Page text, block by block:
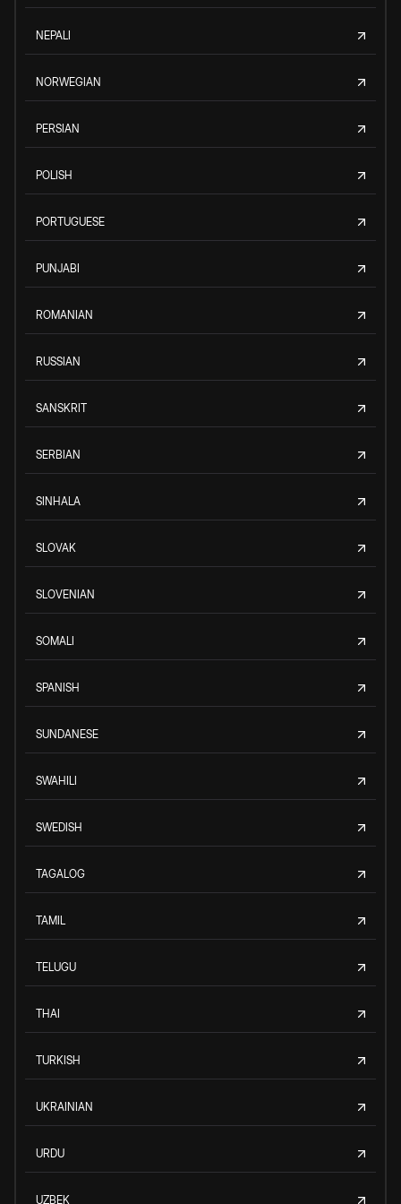
NEPALI
NORWEGIAN
PERSIAN
POLISH
PORTUGUESE
PUNJABI
ROMANIAN
RUSSIAN
SANSKRIT
SERBIAN
SINHALA
SLOVAK
SLOVENIAN
SOMALI
SPANISH
SUNDANESE
SWAHILI
SWEDISH
TAGALOG
TAMIL
TELUGU
THAI
TURKISH
UKRAINIAN
URDU
UZBEK